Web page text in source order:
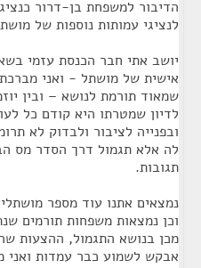
הדיבור למשפחת בן-דרור
לנציגי עמותות נוספות של
יושב אתי חבר הכנסת עזמי
אישית של מושתל - ואני
שמאוד תורמת לנושא – ובין
לדיון שמטרתו היא קודם כל
ובפנייה לציבור ולבדוק לא
לה אלא תגמול דרך הסדר מס
תגובות.
נמצאים אתנו עוד מספר
וכן נמצאות משפחות תורמים
מכן בנושא התגמול, ההצעות
אבקש לשמוע כבר עמדות ואני